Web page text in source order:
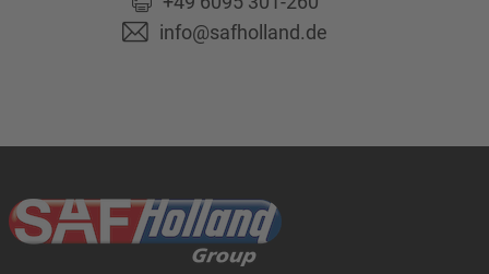
info@safholland.de